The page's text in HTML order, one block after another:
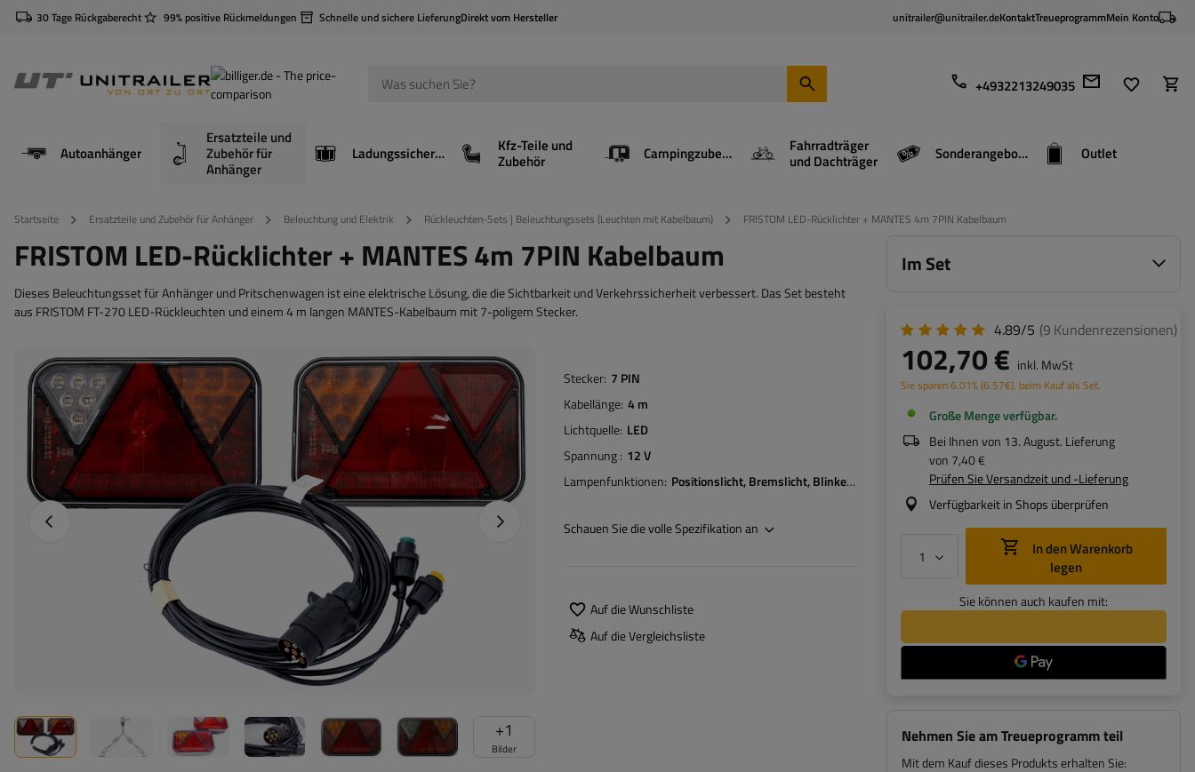
30 Tage Rückgaberecht 99% positive Rückmeldungen Schnelle und sichere LieferungDirekt vom Hersteller unitrailer@unitrailer.deKontaktTreueprogrammMein Konto
+4932213249035
Autoanhänger
Ersatzteile und
Zubehör für
Anhänger
Ladungssicherung Kfz-Teile und
Zubehör Campingzubehör Fahrradträger
und Dachträger Sonderangebote Outlet
Startseite Ersatzteile und Zubehör für Anhänger Beleuchtung und Elektrik Rückleuchten-Sets | Beleuchtungssets (Leuchten mit Kabelbaum) FRISTOM LED-Rücklichter + MANTES 4m 7PIN Kabelbaum
FRISTOM LED-Rücklichter + MANTES 4m 7PIN Kabelbaum
Dieses Beleuchtungsset für Anhänger und Pritschenwagen ist eine elektrische Lösung, die die Sichtbarkeit und Verkehrssicherheit verbessert. Das Set besteht
aus FRISTOM FT-270 LED-Rückleuchten und einem 4 m langen MANTES-Kabelbaum mit 7-poligem Stecker.
+1
Bilder
Vorheriges Foto Nächstes Foto
Stecker 7 PIN
Kabellänge 4 m
Lichtquelle LED
Spannung 12 V
Lampenfunktionen Positionslicht Bremslicht Blinker Nebelschlussleuchte Kennzeichenbeleuchtung Reflektor
Schauen Sie die volle Spezifikation an
Auf die Wunschliste
Auf die Vergleichsliste
Im Set
4.89/5 (9 Kundenrezensionen)
102,70 € inkl. MwSt
Sie sparen6.01%(6.57€), beim Kauf als Set.
Große Menge verfügbar
Bei Ihnen von 13. August. Lieferung
von 7,40 €
Prüfen Sie Versandzeit und -Lieferung
Verfügbarkeit in Shops überprüfen
legen
Sie können auch kaufen mit:
Nehmen Sie am Treueprogramm teil
Mit dem Kauf dieses Produkts erhalten Sie: